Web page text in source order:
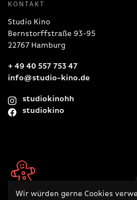
Wir würden gerne Cookies
KONTAKT
Studio Kino
Bernstorffstraße 93-95
22767 Hamburg
+ 49 40 557 753 47
info@studio-kino.de
studiokinohh
studiokino